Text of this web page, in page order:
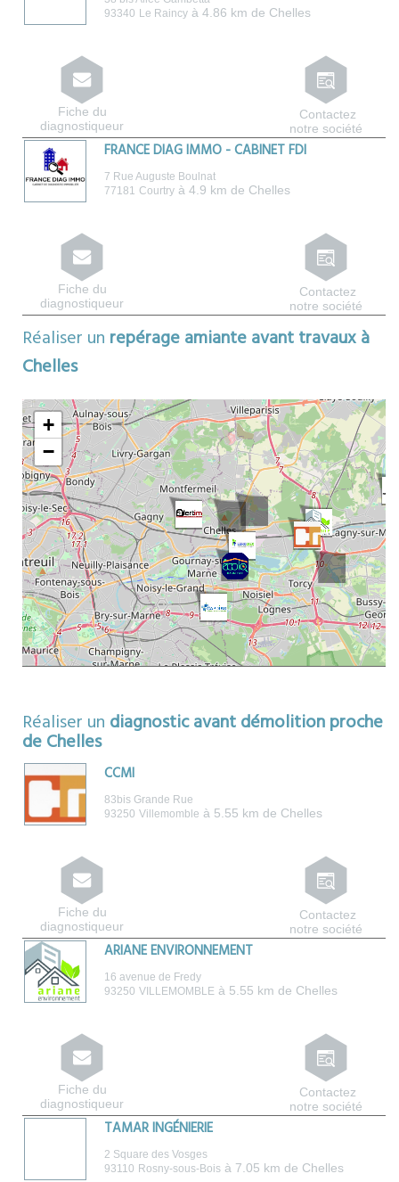
93340 Le Raincy à 4.86 km de Chelles
Contactez
notre société
Fiche du
diagnostiqueur
FRANCE DIAG IMMO - CABINET FDI
7 Rue Auguste Boulnat
77181 Courtry à 4.9 km de Chelles
Contactez
notre société
Fiche du
diagnostiqueur
Réaliser un repérage amiante avant travaux à
Chelles
+
−
Réaliser un diagnostic avant démolition proche
de Chelles
CCMI
83bis Grande Rue
93250 Villemomble à 5.55 km de Chelles
Contactez
notre société
Fiche du
diagnostiqueur
ARIANE ENVIRONNEMENT
16 avenue de Fredy
93250 VILLEMOMBLE à 5.55 km de Chelles
Contactez
notre société
Fiche du
diagnostiqueur
TAMAR INGÉNIERIE
2 Square des Vosges
93110 Rosny-sous-Bois à 7.05 km de Chelles